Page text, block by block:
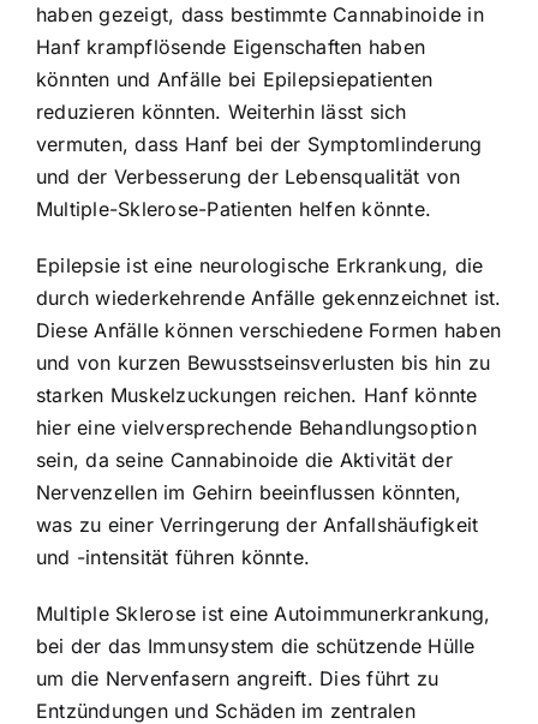
haben gezeigt, dass bestimmte Cannabinoide in
Hanf krampflösende Eigenschaften haben
könnten und Anfälle bei Epilepsiepatienten
reduzieren könnten. Weiterhin lässt sich
vermuten, dass Hanf bei der Symptomlinderung
und der Verbesserung der Lebensqualität von
Multiple-Sklerose-Patienten helfen könnte.
Epilepsie ist eine neurologische Erkrankung, die
durch wiederkehrende Anfälle gekennzeichnet ist.
Diese Anfälle können verschiedene Formen haben
und von kurzen Bewusstseinsverlusten bis hin zu
starken Muskelzuckungen reichen. Hanf könnte
hier eine vielversprechende Behandlungsoption
sein, da seine Cannabinoide die Aktivität der
Nervenzellen im Gehirn beeinflussen könnten,
was zu einer Verringerung der Anfallshäufigkeit
und -intensität führen könnte.
Multiple Sklerose ist eine Autoimmunerkrankung,
bei der das Immunsystem die schützende Hülle
um die Nervenfasern angreift. Dies führt zu
Entzündungen und Schäden im zentralen